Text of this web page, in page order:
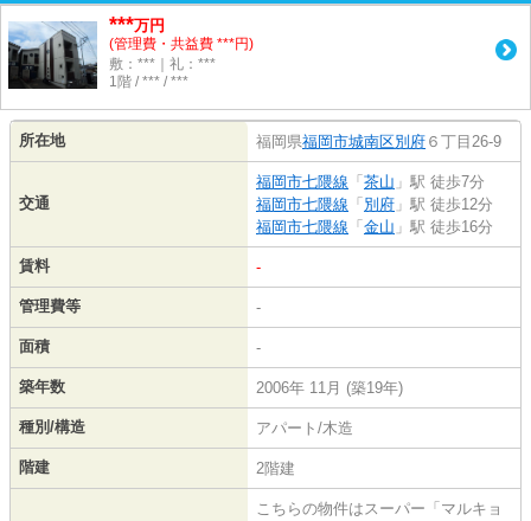
***万円
(管理費・共益費 ***円)
敷：***｜礼：***
1階 / *** / ***
所在地 福岡県福岡市城南区別府 ６丁目26-9
交通
福岡市七隈線 「 茶山 」駅 徒歩7分
福岡市七隈線 「 別府 」駅 徒歩12分
福岡市七隈線 「 金山 」駅 徒歩16分
賃料 -
管理費等 -
面積 -
築年数 2006年 11月 (築19年)
種別/構造 アパート/木造
階建 2階建
こちらの物件はスーパー「マルキョ